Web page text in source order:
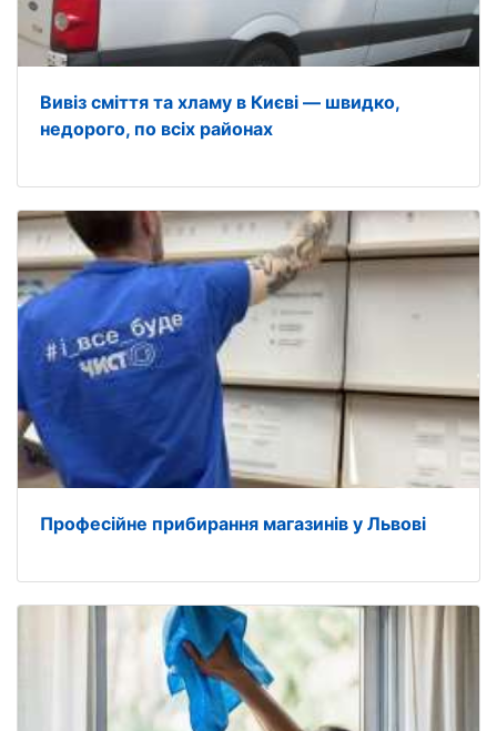
Вивіз сміття та хламу в Києві — швидко,
недорого, по всіх районах
Професійне прибирання магазинів у Львові